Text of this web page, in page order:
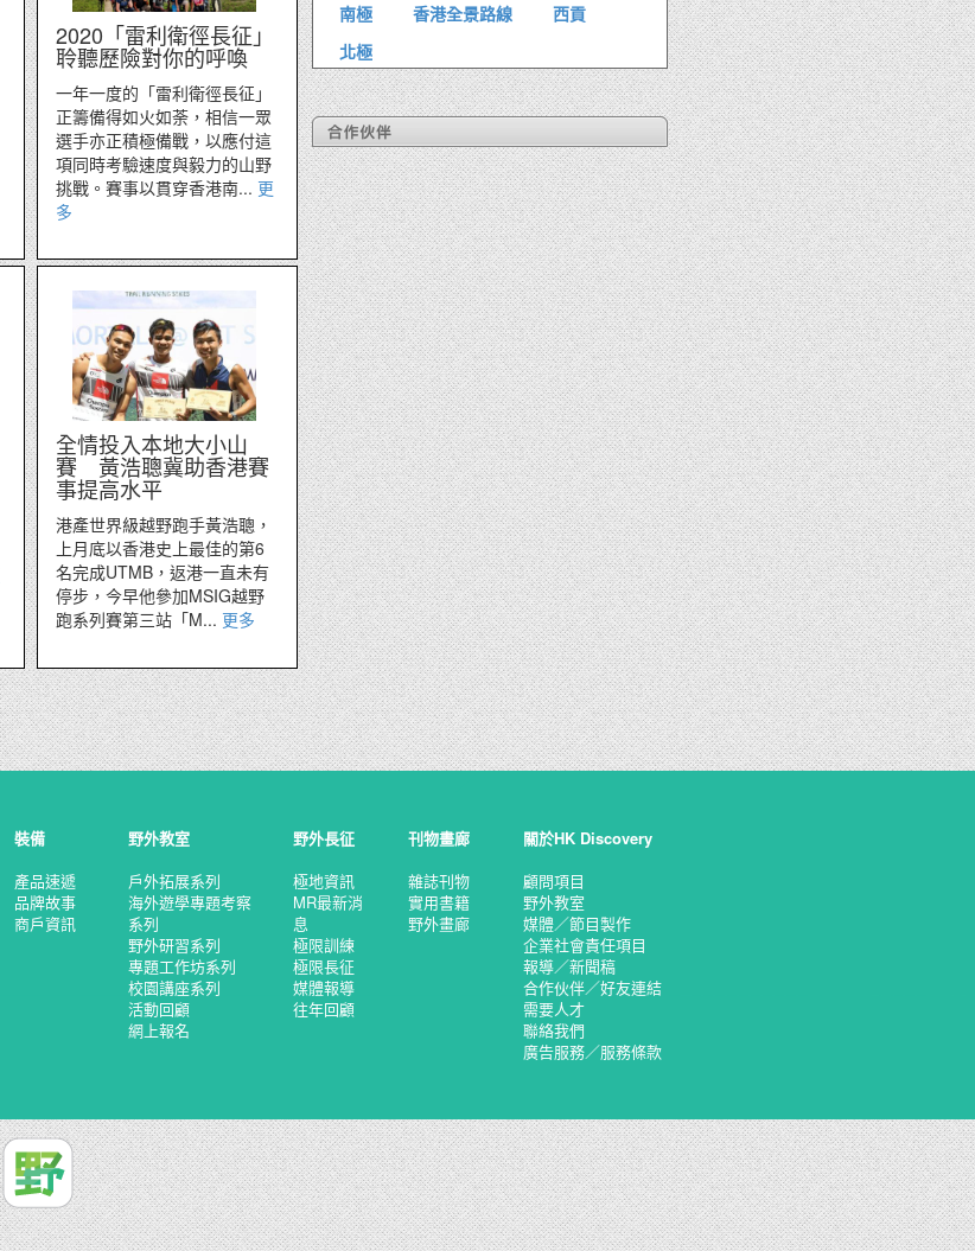
2020「雷利衛徑長征」
聆聽歷險對你的呼喚
一年一度的「雷利衛徑長征」
正籌備得如火如荼，相信一眾
選手亦正積極備戰，以應付這
項同時考驗速度與毅力的山野
挑戰。賽事以貫穿香港南... 更
多
全情投入本地大小山
賽 黃浩聰冀助香港賽
事提高水平
港產世界級越野跑手黃浩聰，
上月底以香港史上最佳的第6
名完成UTMB，返港一直未有
停步，今早他參加MSIG越野
跑系列賽第三站「M... 更多
南極
香港全景路線
西貢
北極
裝備
產品速遞
品牌故事
商戶資訊
野外教室
戶外拓展系列
海外遊學專題考察
系列
野外研習系列
專題工作坊系列
校園講座系列
活動回顧
網上報名
野外長征
極地資訊
MR最新消
息
極限訓練
極限長征
媒體報導
往年回顧
刊物畫廊
雜誌刊物
實用書籍
野外畫廊
關於HK Discovery
顧問項目
野外教室
媒體／節目製作
企業社會責任項目
報導／新聞稿
合作伙伴／好友連結
需要人才
聯絡我們
廣告服務／服務條款